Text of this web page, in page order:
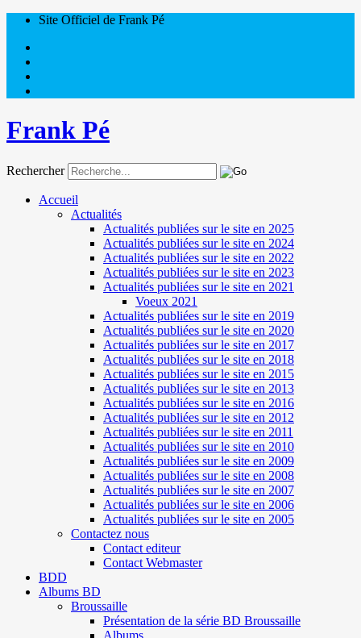
Site Officiel de Frank Pé
Frank Pé
Rechercher
Accueil
Actualités
Actualités publiées sur le site en 2025
Actualités publiées sur le site en 2024
Actualités publiées sur le site en 2022
Actualités publiées sur le site en 2023
Actualités publiées sur le site en 2021
Voeux 2021
Actualités publiées sur le site en 2019
Actualités publiées sur le site en 2020
Actualités publiées sur le site en 2017
Actualités publiées sur le site en 2018
Actualités publiées sur le site en 2015
Actualités publiées sur le site en 2013
Actualités publiées sur le site en 2016
Actualités publiées sur le site en 2012
Actualités publiées sur le site en 2011
Actualités publiées sur le site en 2010
Actualités publiées sur le site en 2009
Actualités publiées sur le site en 2008
Actualités publiées sur le site en 2007
Actualités publiées sur le site en 2006
Actualités publiées sur le site en 2005
Contactez nous
Contact editeur
Contact Webmaster
BDD
Albums BD
Broussaille
Présentation de la série BD Broussaille
Albums